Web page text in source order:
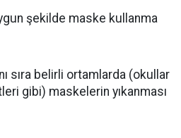
şekilde maske kullanma
sıra belirli ortamlarda (okullar
gibi) maskelerin yıkanması